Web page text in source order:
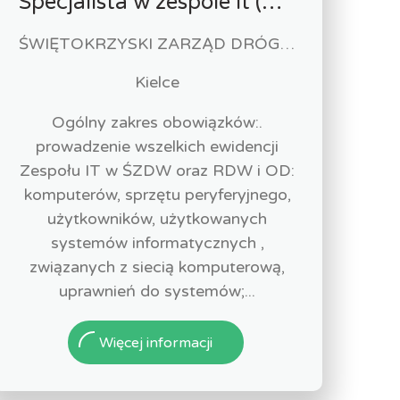
ŚWIĘTOKRZYSKI ZARZĄD DRÓG WOJEWÓDZKICH
Kielce
Ogólny zakres obowiązków:.
prowadzenie wszelkich ewidencji
Zespołu IT w ŚZDW oraz RDW i OD:
komputerów, sprzętu peryferyjnego,
użytkowników, użytkowanych
systemów informatycznych ,
związanych z siecią komputerową,
uprawnień do systemów;...
Więcej informacji